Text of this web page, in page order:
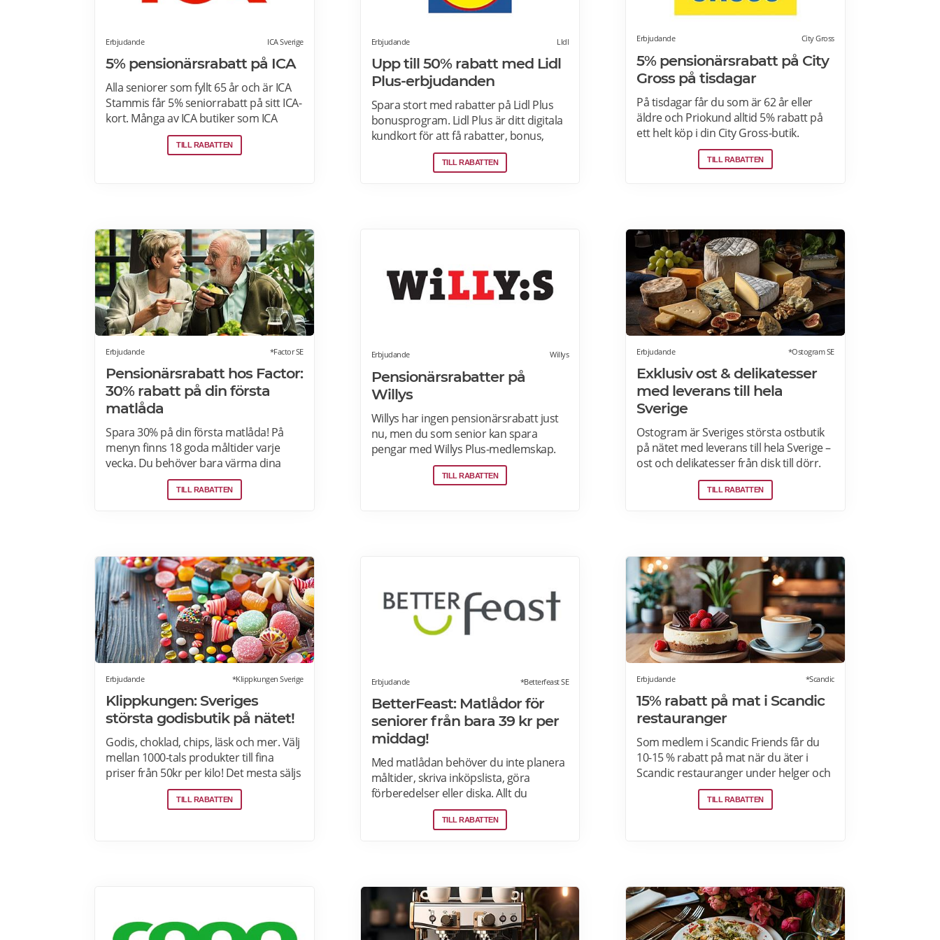
Erbjudande ICA Sverige
5% pensionärsrabatt på ICA
Alla seniorer som fyllt 65 år och är ICA
Stammis får 5% seniorrabatt på sitt ICA-
kort. Många av ICA butiker som ICA
Kvantum, Maxi Stormarknad eller ICA
Supermarket erbjuder
Välj din favoritbutik för att se aktuella
erbjudanden. Läs mer om
pensionärsrabatter på ICA här.
TILL RABATTEN
Erbjudande LIdl
Upp till 50% rabatt med Lidl
Plus-erbjudanden
Spara stort med rabatter på Lidl Plus
bonusprogram. Lidl Plus är ditt digitala
kundkort för att få rabatter, bonus,
skräddarsydda erbjudanden och
mycket mer varje vecka. Skanna ditt
TILL RABATTEN
Erbjudande City Gross
5% pensionärsrabatt på City
Gross på tisdagar
På tisdagar får du som är 62 år eller
äldre och Priokund alltid 5% rabatt på
ett helt köp i din City Gross-butik.
Identifiera dig som Priokund och säg
bara till i kassan i butiken så löser vi in
modersmjölksersättning, presentkort
och pant. Läs mer om
pensionärsrabatter på City Gross här.
TILL RABATTEN
Erbjudande *Factor SE
Pensionärsrabatt hos Factor:
30% rabatt på din första
matlåda
Spara 30% på din första matlåda! På
menyn finns 18 goda måltider varje
vecka. Du behöver bara värma dina
färdiga måltider från Factor Meals. Med
Factor har du alltid full kontroll. Du
abonnemang när du vill. Läs mer om
pensionärsrabatter hos Factor här.
TILL RABATTEN
Erbjudande Willys
Pensionärsrabatter på
Willys
Willys har ingen pensionärsrabatt just
nu, men du som senior kan spara
pengar med Willys Plus-medlemskap.
Det kostar ingenting att bli Willys Plus-
kund. Med Willys Plus får du fler och
TILL RABATTEN
Erbjudande *Ostogram SE
Exklusiv ost & delikatesser
med leverans till hela
Sverige
Ostogram är Sveriges största ostbutik
på nätet med leverans till hela Sverige –
ost och delikatesser från disk till dörr.
Ost- & charkprodukter. Färdiga
presentlådor. Ostbrickor. Ostogram
leverans. Läs mer om Ostogram
erbjudanden här>>>
TILL RABATTEN
Erbjudande *Klippkungen Sverige
Klippkungen: Sveriges
största godisbutik på nätet!
Godis, choklad, chips, läsk och mer. Välj
mellan 1000-tals produkter till fina
priser från 50kr per kilo! Det mesta säljs
i flerkiloslådor men det finns även
förpackningar som lämpar sig bra som
TILL RABATTEN
Erbjudande *Betterfeast SE
BetterFeast: Matlådor för
seniorer från bara 39 kr per
middag!
Med matlådan behöver du inte planera
måltider, skriva inköpslista, göra
förberedelser eller diska. Allt du
behöver göra är att värma maten och
så är det färdigt för servering!
kockar. Våra favoriträtter är
Vikingagryta, Pasta med kyckling och
Tarte flambée med crème fraiche,
bacon och lök. Läs mer om rabatter på
TILL RABATTEN
Erbjudande *Scandic
15% rabatt på mat i Scandic
restauranger
Som medlem i Scandic Friends får du
10-15 % rabatt på mat när du äter i
Scandic restauranger under helger och
särskilda helgdagar (vardagar).
Rabatten gäller även i hotellshoppen.
kan inte kombineras med andra
middagspaket och erbjudanden,
exempelvis vid julbord, nyårspaket eller
TILL RABATTEN